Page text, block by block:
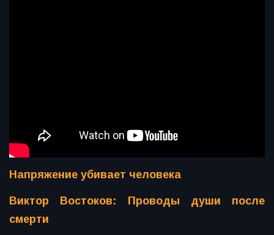
Напряжение убивает человека
Виктор Востоков: Проводы души после
смерти